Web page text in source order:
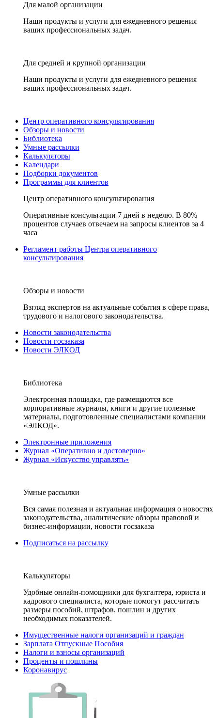
Для малой организации
Наши продукты и услуги для ежедневного решения
ваших профессиональных задач.
Для средней и крупной организации
Наши продукты и услуги для ежедневного решения
ваших профессиональных задач.
Центр оперативного консультирования
Обзоры и новости
Библиотека
Умные рассылки
Калькуляторы
Календари
Подборки документов
Программы для клиентов
Центр оперативного консультирования
Оперативные консультации 7 дней в неделю. В 80%
процентов случаев отвечаем на запросы клиентов за 4
часа
Регламент работы Центра оперативного
консультирования
Обзоры и новости
Взгляд экспертов на актуальные события в сфере права,
трудового и налогового законодательства.
Новости законодательства
Новости госзаказа
Новости ЭЛКОД
Библиотека
Электронная площадка, где размещаются все
корпоративные журналы, книги и другие полезные
материалы, подготовленные специалистами компании
«ЭЛКОД».
Электронные приложения
Журнал «Оперативно и достоверно»
Журнал «Искусство управлять»
Умные рассылки
Вся самая полезная и актуальная информация о новостях
законодательства, аналитические обзоры правовой и
бизнес-информации, новости госзаказа
Подписаться на рассылку
Калькуляторы
Удобные онлайн-помощники для бухгалтера, юриста и
кадрового специалиста, которые помогут рассчитать
размеры пособий, штрафов, пошлин и других
необходимых показателей.
Имущественные налоги организаций и граждан
Зарплата Отпускные Пособия
Налоги и взносы организаций
Проценты и пошлины
Коронавирус